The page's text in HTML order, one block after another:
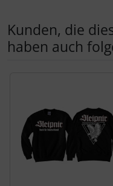
Kunden, die
haben auch